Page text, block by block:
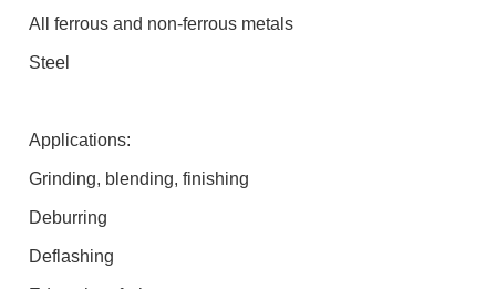
All ferrous and non-ferrous metals
Steel
Applications:
Grinding, blending, finishing
Deburring
Deflashing